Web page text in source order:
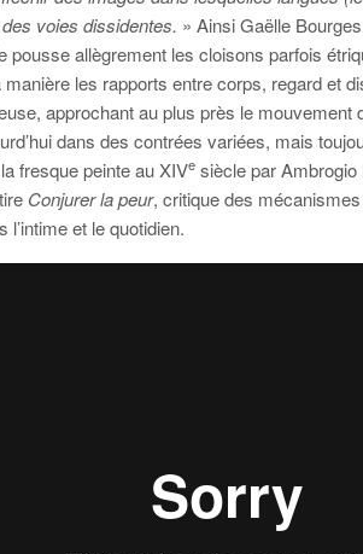
voies dissidentes. » Ainsi Gaëlle
pousse allègrement les cloisons parfois
les rapports entre corps, regard et
approchant au plus près le mouvement
dans des contrées variées, mais
fresque peinte au XIVe siècle par Ambrogio
Conjurer la peur, critique des
et le quotidien.